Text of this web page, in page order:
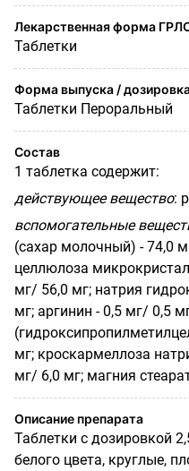
Лекарственная форма
Таблетки
Форма выпуска /
Таблетки Пероральный
Состав
1 таблетка содержит:
действующее вещество:
вспомогательные
(сахар молочный) - 74,0
целлюлоза
мг/ 56,0 мг; натрия
мг; аргинин - 0,5 мг/ 0,5
мг; кроскармеллоза
мг/ 6,0 мг; магния
Описание препарата
Таблетки с дозировкой
белого цвета, круглые,